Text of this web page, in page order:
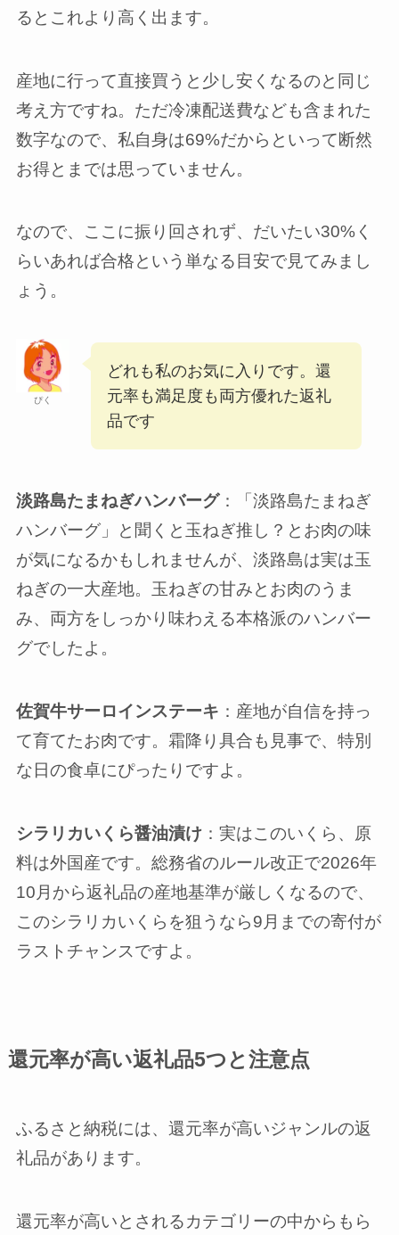
るとこれより高く出ます。
産地に行って直接買うと少し安くなるのと同じ
考え方ですね。ただ冷凍配送費なども含まれた
数字なので、私自身は69%だからといって断然
お得とまでは思っていません。
なので、ここに振り回されず、だいたい30%く
らいあれば合格という単なる目安で見てみまし
ょう。
ぴく
どれも私のお気に入りです。還
元率も満足度も両方優れた返礼
品です
淡路島たまねぎハンバーグ：「淡路島たまねぎ
ハンバーグ」と聞くと玉ねぎ推し？とお肉の味
が気になるかもしれませんが、淡路島は実は玉
ねぎの一大産地。玉ねぎの甘みとお肉のうま
み、両方をしっかり味わえる本格派のハンバー
グでしたよ。
佐賀牛サーロインステーキ ：産地が自信を持っ
て育てたお肉です。霜降り具合も見事で、特別
な日の食卓にぴったりですよ。
シラリカいくら醤油漬け ：実はこのいくら、原
料は外国産です。総務省のルール改正で2026年
10月から返礼品の産地基準が厳しくなるので、
このシラリカいくらを狙うなら9月までの寄付が
ラストチャンスですよ。
還元率が高い返礼品5つと注意点
ふるさと納税には、還元率が高いジャンルの返
礼品があります。
還元率が高いとされるカテゴリーの中からもら